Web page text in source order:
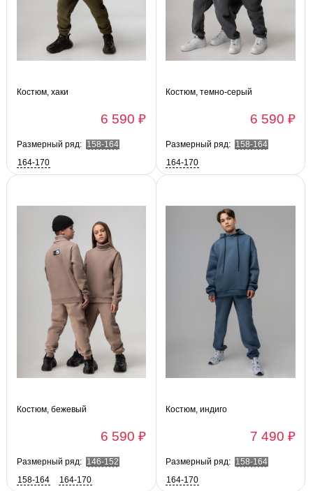
Костюм, хаки
6 590 ₽
Размерный ряд:
158-164
164-170
Костюм, темно-серый
6 590 ₽
Размерный ряд: 158-164
164-170
Костюм, бежевый
6 590 ₽
Размерный ряд:
146-152
158-164
164-170
Костюм, индиго
7 490 ₽
Размерный ряд: 158-164
164-170